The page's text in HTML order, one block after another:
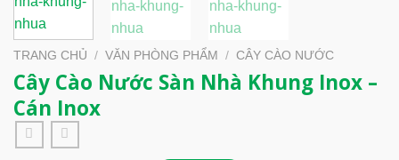
TRANG CHỦ / VĂN PHÒNG PHẨM / CÂY CÀO NƯỚC
Cây Cào Nước Sàn Nhà Khung Inox –
Cán Inox